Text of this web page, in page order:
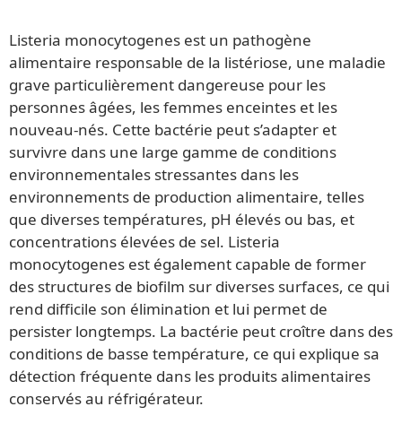
Listeria monocytogenes est un pathogène
alimentaire responsable de la listériose, une maladie
grave particulièrement dangereuse pour les
personnes âgées, les femmes enceintes et les
nouveau-nés. Cette bactérie peut s’adapter et
survivre dans une large gamme de conditions
environnementales stressantes dans les
environnements de production alimentaire, telles
que diverses températures, pH élevés ou bas, et
concentrations élevées de sel. Listeria
monocytogenes est également capable de former
des structures de biofilm sur diverses surfaces, ce qui
rend difficile son élimination et lui permet de
persister longtemps. La bactérie peut croître dans des
conditions de basse température, ce qui explique sa
détection fréquente dans les produits alimentaires
conservés au réfrigérateur.